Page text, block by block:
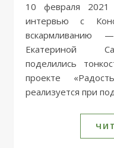
10 февраля 2021 на ТВ Комсет состоялось
интервью с
вскармливанию
Екатериной
поделились
проекте
реализуется при